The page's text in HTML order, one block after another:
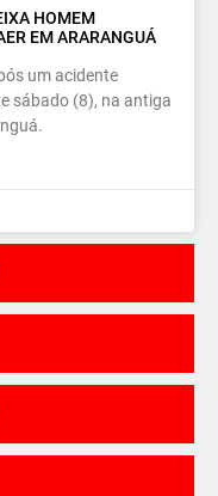
HOMEM
EM ARARANGUÁ
um acidente
sábado (8), na antiga